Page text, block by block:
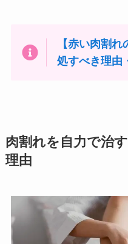
【赤い肉割
処すべき理由
肉割れを自力で治
理由